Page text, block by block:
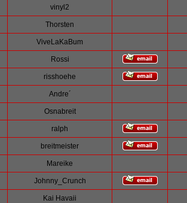
vinyl2
Thorsten
ViveLaKaBum
Rossi
risshoehe
Andre´
Osnabreit
ralph
breitmeister
Mareike
Johnny_Crunch
Kai Havaii